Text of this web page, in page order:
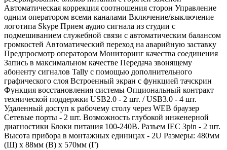
Автоматическая коррекция соотношения сторон Управление
одним оператором всеми каналами Включение/выключение
логотипа Skype Прием аудио сигнала из студии с
подмешиванием служебной связи с автоматическим балансом
громкостей Автоматический переход на аварийную заставку
Предпросмотр оператором Мониторинг качества соединения
Запись в максимальном качестве Передача звонящему
абоненту сигналов Tally с помощью дополнительного
графического слоя Встроенный экран с функцией тачскрин
Функция восстановления системы Опциональный контракт
технической поддержки USB2.0 - 2 шт. / USB3.0 - 4 шт.
Удаленный доступ к рабочему столу через WEB браузер
Сетевые порты - 2 шт. Возможность глубокой инженерной
диагностики Блоки питания 100-240В. Разъем IEC 3pin - 2 шт.
Высота прибора в монтажных единицах - 2U Размеры: 480мм
(Ш) x 88мм (В) x 570мм (Г)